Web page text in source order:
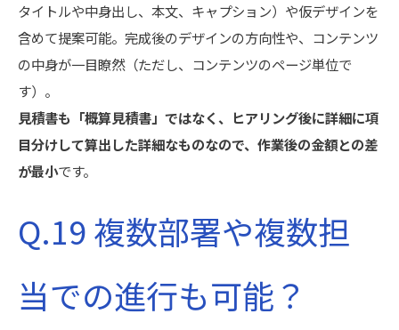
タイトルや中身出し、本文、キャプション）や仮デザインを
含めて提案可能。完成後のデザインの方向性や、コンテンツ
の中身が一目瞭然（ただし、コンテンツのページ単位で
す）。
見積書も「概算見積書」ではなく、ヒアリング後に詳細に項
目分けして算出した詳細なものなので、作業後の金額との差
が最小です。
Q.19 複数部署や複数担
当での進行も可能？